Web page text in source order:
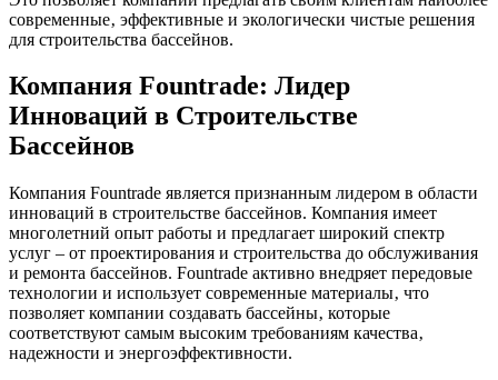
современные‚ эффективные и экологически чистые решения
для строительства бассейнов.
Компания Fountrade: Лидер
Инноваций в Строительстве
Бассейнов
Компания Fountrade является признанным лидером в области
инноваций в строительстве бассейнов. Компания имеет
многолетний опыт работы и предлагает широкий спектр
услуг – от проектирования и строительства до обслуживания
и ремонта бассейнов. Fountrade активно внедряет передовые
технологии и использует современные материалы‚ что
позволяет компании создавать бассейны‚ которые
соответствуют самым высоким требованиям качества‚
надежности и энергоэффективности.